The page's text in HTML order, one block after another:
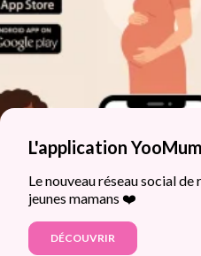
L'application
Le nouveau réseau social
jeunes mamans ❤️
DÉCOUVRIR